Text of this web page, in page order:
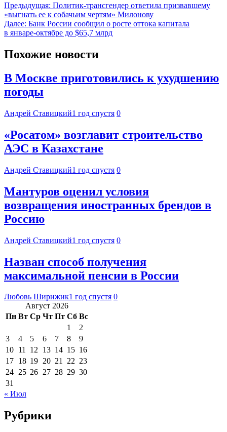
Предыдущая: Политик-трансгендер ответила призвавшему
«выгнать ее к собачьим чертям» Милонову
Далее: Банк России сообщил о росте оттока капитала
в январе-октябре до $65,7 млрд
Похожие новости
В Москве приготовились к ухудшению
погоды
Андрей Ставицкий1 год спустя 0
«Росатом» возглавит строительство
АЭС в Казахстане
Андрей Ставицкий1 год спустя 0
Мантуров оценил условия
возвращения иностранных брендов в
Россию
Андрей Ставицкий1 год спустя 0
Назван способ получения
максимальной пенсии в России
Любовь Ширижик1 год спустя 0
Август 2026
Пн Вт Ср Чт Пт Сб Вс
1
2
3
4 5 6 7 8
9
10 11 12 13 14 15 16
17 18 19 20 21 22 23
24 25 26 27 28 29 30
31
« Июл
Рубрики